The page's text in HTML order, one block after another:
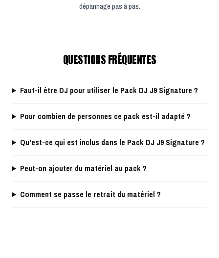
dépannage pas à pas.
QUESTIONS FRÉQUENTES
Faut-il être DJ pour utiliser le Pack DJ J9 Signature ?
Pour combien de personnes ce pack est-il adapté ?
Qu'est-ce qui est inclus dans le Pack DJ J9 Signature ?
Peut-on ajouter du matériel au pack ?
Comment se passe le retrait du matériel ?